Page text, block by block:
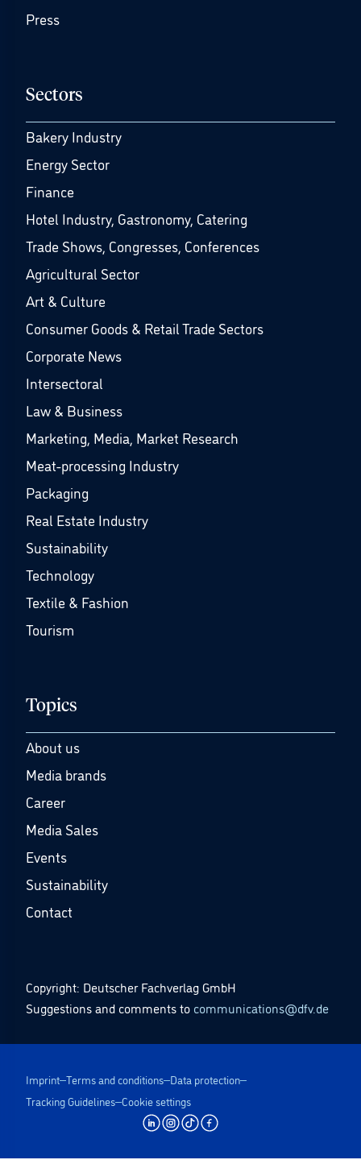
Press
Sectors
Bakery Industry
Energy Sector
Finance
Hotel Industry, Gastronomy, Catering
Trade Shows, Congresses, Conferences
Agricultural Sector
Art & Culture
Consumer Goods & Retail Trade Sectors
Corporate News
Intersectoral
Law & Business
Marketing, Media, Market Research
Meat-processing Industry
Packaging
Real Estate Industry
Sustainability
Technology
Textile & Fashion
Tourism
Topics
About us
Media brands
Career
Media Sales
Events
Sustainability
Contact
Copyright: Deutscher Fachverlag GmbH
Suggestions and comments to communications@dfv.de
Imprint Terms and conditions Data protection
Tracking Guidelines Cookie settings